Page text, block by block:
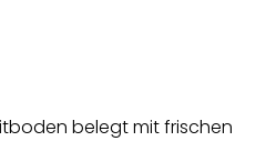
belegt mit frischen